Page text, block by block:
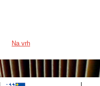
Na vrh